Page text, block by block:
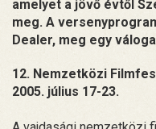
amelyet a jövő évtől
meg. A
Dealer, meg egy
12. Nemzetközi
2005. július 17-23.